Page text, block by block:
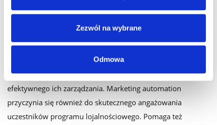
Zezwól na wybrane
Odmowa
Podsumowując
Automatyzacja działań operacyjnych i komunikacyjnych w
obrębie programów lojalnościowych pozwala znacząco
oszczędzić czas i ograniczyć zasoby niezbędne do
efektywnego ich zarządzania. Marketing automation
przyczynia się również do skutecznego angażowania
uczestników programu lojalnościowego. Pomaga też